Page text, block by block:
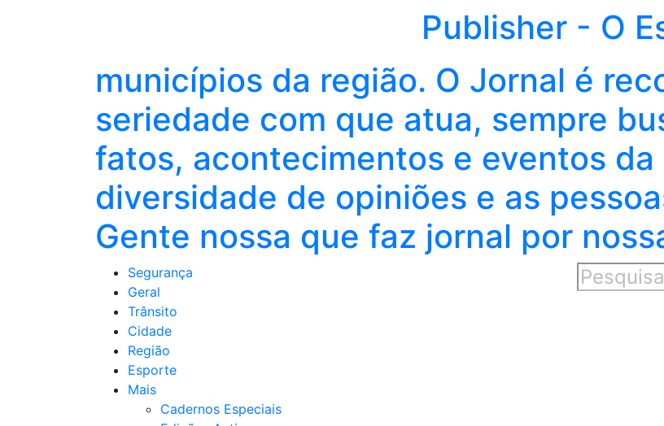
Publisher - O
municípios da região. O Jornal é
seriedade com que atua, sempre
fatos, acontecimentos e eventos
diversidade de opiniões e as
Gente nossa que faz jornal por
Segurança
Geral
Trânsito
Cidade
Região
Esporte
Mais
Cadernos Especiais